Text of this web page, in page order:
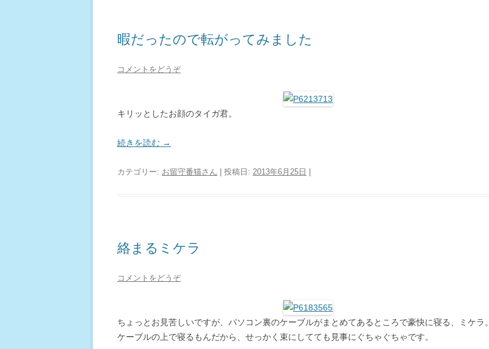
暇だったので転がってみました
コメントをどうぞ
キリッとしたお顔のタイガ君。
続きを読む →
カテゴリー: お留守番猫さん | 投稿日: 2013年6月25日
絡まるミケラ
コメントをどうぞ
ちょっとお見苦しいですが、パソコン裏のケーブルがまとめてあるところで豪快に寝る、ミケラ。
ケーブルの上で寝るもんだから、せっかく束にしてても見事にぐちゃぐちゃです。